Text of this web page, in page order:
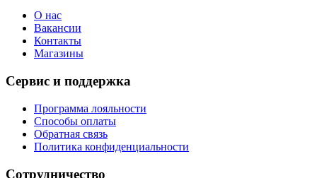
О нас
Вакансии
Контакты
Магазины
Сервис и поддержка
Программа лояльности
Способы оплаты
Обратная связь
Политика конфиденциальности
Сотрудничество